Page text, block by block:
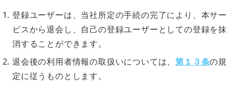
登録ユーザーは、当社所定の手続の完了により、本サー
ビスから退会し、自己の登録ユーザーとしての登録を抹
消することができます。
退会後の利用者情報の取扱いについては、第１３条の規
定に従うものとします。